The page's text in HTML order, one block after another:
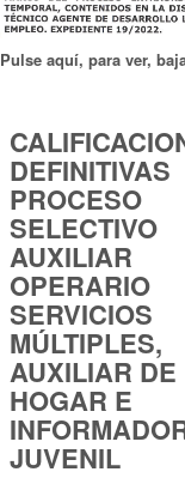
Pulse aquí, para ver,
DEFINITIVAS
PROCESO
SELECTIVO
AUXILIAR
OPERARIO
SERVICIOS
MÚLTIPLES,
AUXILIAR DE
HOGAR E
JUVENIL